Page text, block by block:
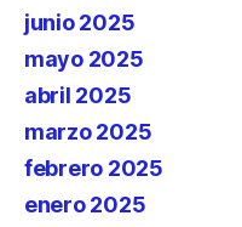
junio 2025
mayo 2025
abril 2025
marzo 2025
febrero 2025
enero 2025